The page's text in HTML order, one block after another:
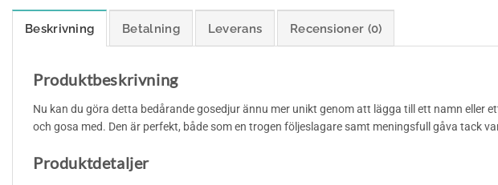
Beskrivning Betalning Leverans Recensioner (0)
Produktbeskrivning
Nu kan du göra detta bedårande gosedjur ännu mer unikt genom att lägga till ett namn
och gosa med. Den är perfekt, både som en trogen följeslagare samt meningsfull gåva tack
Produktdetaljer